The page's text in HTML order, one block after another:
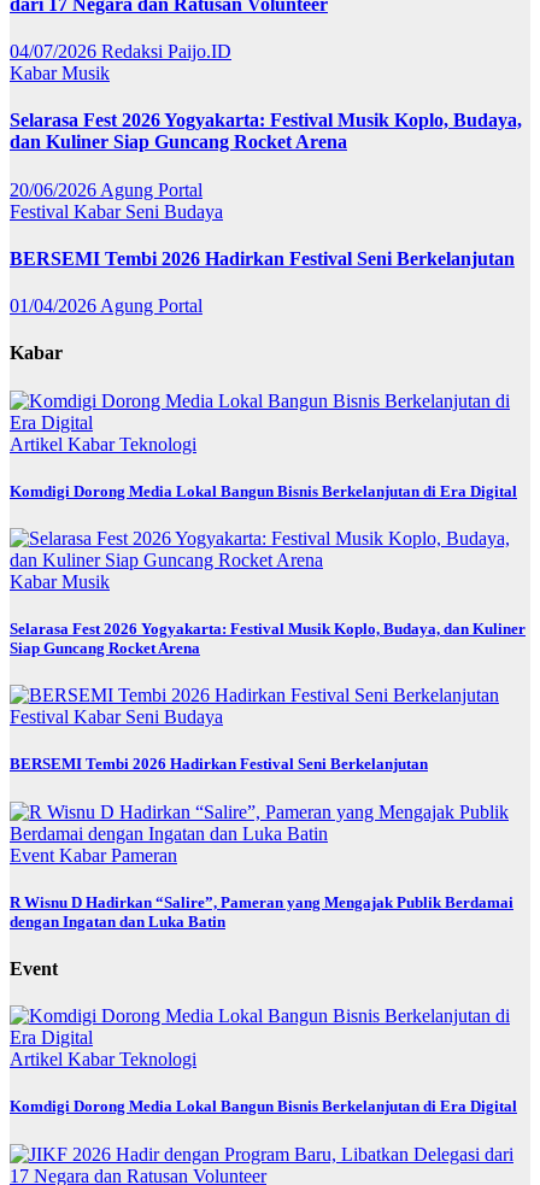
04/07/2026 Redaksi Paijo.ID
KabarMusik
Selarasa Fest 2026 Yogyakarta: Festival Musik Koplo, Budaya,
dan Kuliner Siap Guncang Rocket Arena
20/06/2026 Agung Portal
Festival Kabar Seni Budaya
BERSEMI Tembi 2026 Hadirkan Festival Seni Berkelanjutan
01/04/2026 Agung Portal
Kabar
Artikel KabarTeknologi
Komdigi Dorong Media Lokal Bangun Bisnis Berkelanjutan di Era Digital
KabarMusik
Selarasa Fest 2026 Yogyakarta: Festival Musik Koplo, Budaya, dan Kuliner
Siap Guncang Rocket Arena
Festival Kabar Seni Budaya
BERSEMI Tembi 2026 Hadirkan Festival Seni Berkelanjutan
Event KabarPameran
R Wisnu D Hadirkan “Salire”, Pameran yang Mengajak Publik Berdamai
dengan Ingatan dan Luka Batin
Event
Artikel KabarTeknologi
Komdigi Dorong Media Lokal Bangun Bisnis Berkelanjutan di Era Digital